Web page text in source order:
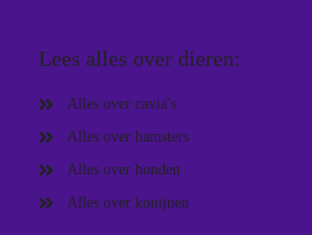
Lees alles over dieren:
Alles over cavia's
Alles over hamsters
Alles over honden
Alles over konijnen